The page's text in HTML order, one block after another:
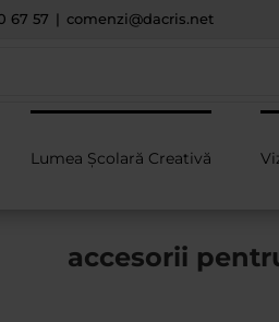
67 57 | comenzi@dacris.net
Lumea Școlară Creativă
accesorii